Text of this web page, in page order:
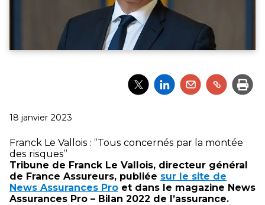
Partager
l'article
Partager
l'article
Partager
l'article
Partager
l'article
Publié
18 janvier 2023
Franck Le Vallois : “Tous concernés par la montée
des risques”
Tribune de Franck Le Vallois, directeur général
de France Assureurs, publiée sur le site de
News Assurances Pro et dans le magazine News
Assurances Pro – Bilan 2022 de l’assurance.